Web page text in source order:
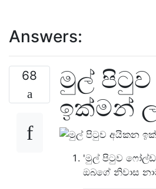
Answers:
68
මුල්
ඉක්මන්
'මුල් පිටුව
ඔබගේ නිවාස